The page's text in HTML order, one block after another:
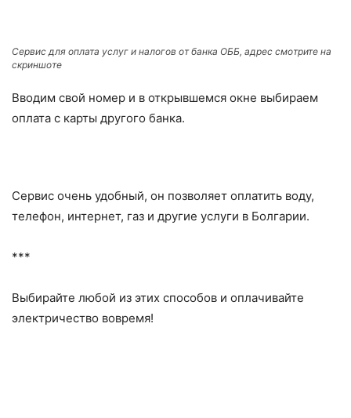
Сервис для оплата услуг и налогов от банка ОББ, адрес смотрите на
скриншоте
Вводим свой номер и в открывшемся окне выбираем
оплата с карты другого банка.
Сервис очень удобный, он позволяет оплатить воду,
телефон, интернет, газ и другие услуги в Болгарии.
***
Выбирайте любой из этих способов и оплачивайте
электричество вовремя!